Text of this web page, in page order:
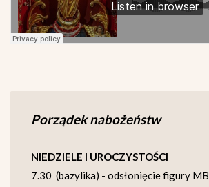
Porządek nabożeństw
NIEDZIELE I UROCZYSTOŚCI
7.30 (bazylika) - odsłonięcie figury MB